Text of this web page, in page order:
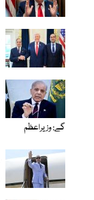
گے: وزیراعظم